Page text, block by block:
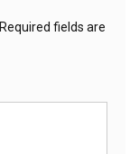
Required fields are